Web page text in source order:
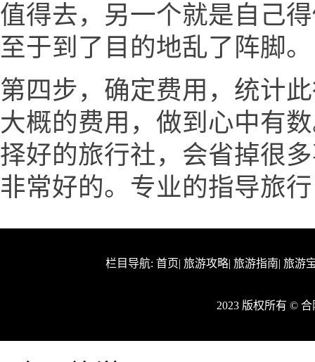
值得去，另一个就是自己
至于到了目的地乱了阵脚。
第四步，确定费用，统计
大概的费用，做到心中有
择好的旅行社，会省掉很
非常好的。专业的指导旅
栏目导航: 首页| 旅游攻略| 旅游指南| 旅游
2023 版权所有 ©